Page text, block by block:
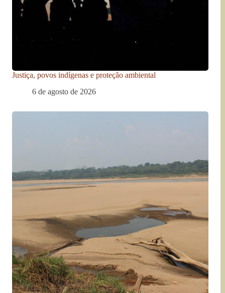
Justiça, povos indígenas e proteção ambiental
6 de agosto de 2026